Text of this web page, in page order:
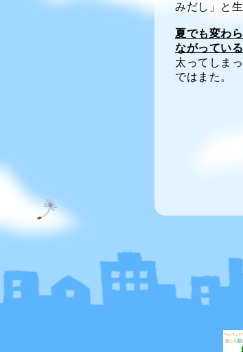
みだし」と
夏でも変わ
ながっている
太ってしま
ではまた。